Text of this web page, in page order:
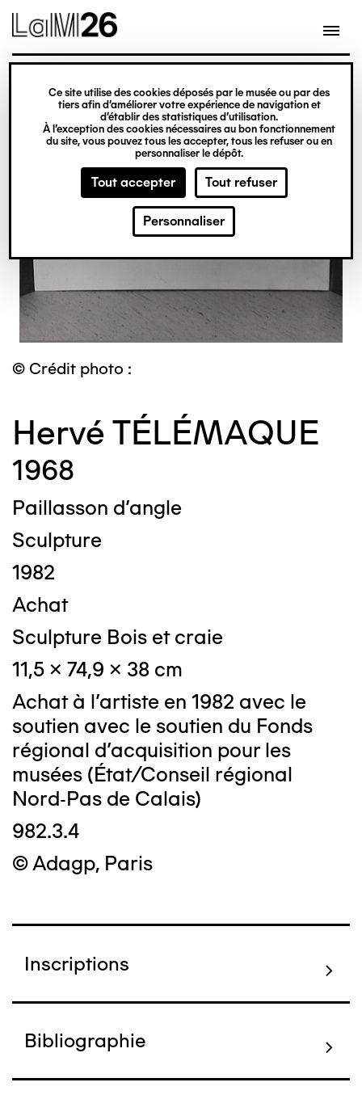
Gestion des cookies
Ce site utilise des cookies déposés par le musée ou par des
tiers afin d’améliorer votre expérience de navigation et
d’établir des statistiques d’utilisation.
À l’exception des cookies nécessaires au bon fonctionnement
du site, vous pouvez tous les accepter, tous les refuser ou en
personnaliser le dépôt.
Tout accepter Tout refuser
Personnaliser
contenu
© Crédit photo :
Hervé TÉLÉMAQUE
1968
Paillasson d'angle
Sculpture
1982
Achat
Sculpture Bois et craie
11,5 x 74,9 x 38 cm
Achat à l'artiste en 1982 avec le
soutien avec le soutien du Fonds
régional d'acquisition pour les
musées (État/Conseil régional
Nord-Pas de Calais)
982.3.4
© Adagp, Paris
Inscriptions
Bibliographie